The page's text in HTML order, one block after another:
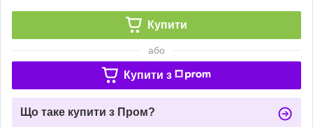
Купити
або
Купити з
Що таке купити з Пром?